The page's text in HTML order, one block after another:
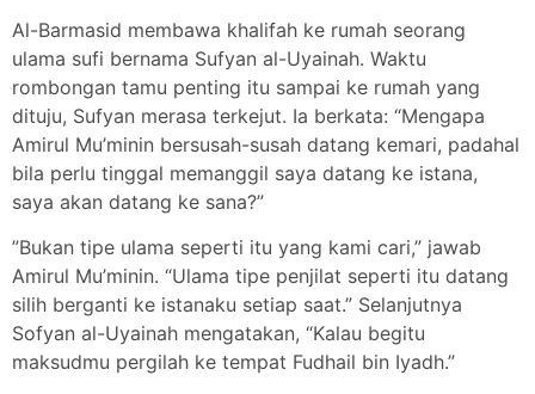
Al-Barmasid membawa khalifah ke rumah seorang
ulama sufi bernama Sufyan al-Uyainah. Waktu
rombongan tamu penting itu sampai ke rumah yang
dituju, Sufyan merasa terkejut. Ia berkata: “Mengapa
Amirul Mu’minin bersusah-susah datang kemari, padahal
bila perlu tinggal memanggil saya datang ke istana,
saya akan datang ke sana?”
”Bukan tipe ulama seperti itu yang kami cari,” jawab
Amirul Mu’minin. “Ulama tipe penjilat seperti itu datang
silih berganti ke istanaku setiap saat.” Selanjutnya
Sofyan al-Uyainah mengatakan, “Kalau begitu
maksudmu pergilah ke tempat Fudhail bin Iyadh.”